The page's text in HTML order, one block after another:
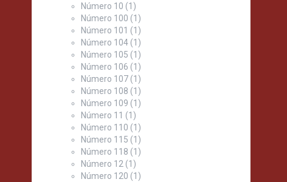
Número 10 (1)
Número 100 (1)
Número 101 (1)
Número 104(1)
Número 105 (1)
Número 106 (1)
Número 107(1)
Número 108 (1)
Número 109 (1)
Número 11 (1)
Número 110 (1)
Número 115 (1)
Número 118 (1)
Número 12 (1)
Número 120 (1)